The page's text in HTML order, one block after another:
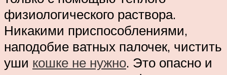
физиологического раствора.
Никакими приспособлениями,
наподобие ватных палочек, чистить
уши кошке не нужно. Это опасно и